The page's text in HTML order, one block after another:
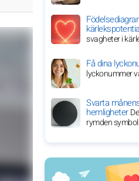
svagheter i
Få dina
lyckonummer
Svarta
hemligheter
rymden